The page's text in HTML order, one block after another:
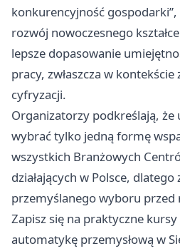
konkurencyjność
rozwój nowoczesnego
lepsze dopasowanie
pracy, zwłaszcza w
cyfryzacji.
Organizatorzy podkreślają, że
wybrać tylko jedną formę
wszystkich Branżowych
działających w Polsce, dlatego
przemyślanego wyboru przed
Zapisz się na praktyczne
automatykę przemysłową w